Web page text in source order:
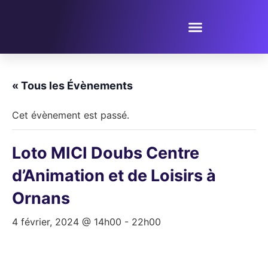
« Tous les Évènements
Cet évènement est passé.
Loto MICI Doubs Centre
d’Animation et de Loisirs à
Ornans
4 février, 2024 @ 14h00 - 22h00